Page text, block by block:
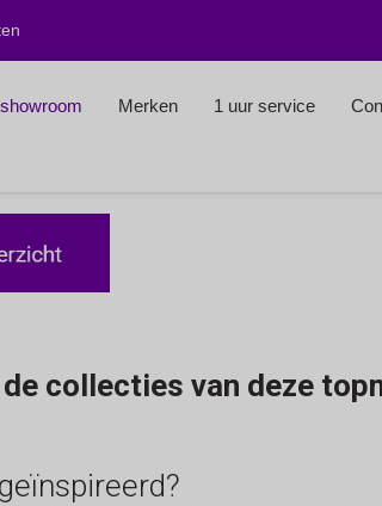
Merken 1 uur service